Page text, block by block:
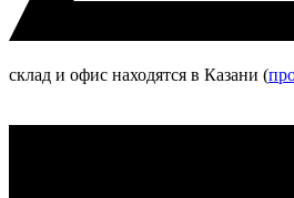
склад и офис находятся в Казани (